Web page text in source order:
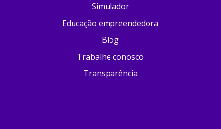
Simulador
Educação empreendedora
Blog
Trabalhe conosco
Transparência